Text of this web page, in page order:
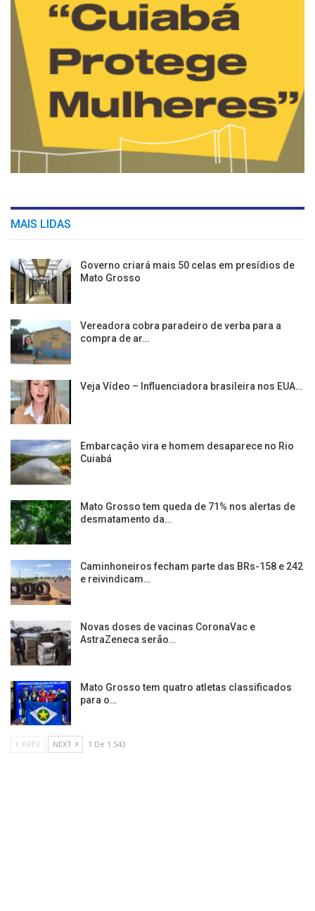
MAIS LIDAS
Governo criará mais 50 celas em presídios de
Mato Grosso
Vereadora cobra paradeiro de verba para a
compra de ar…
Veja Vídeo – Influenciadora brasileira nos EUA…
Embarcação vira e homem desaparece no Rio
Cuiabá
Mato Grosso tem queda de 71% nos alertas de
desmatamento da…
Caminhoneiros fecham parte das BRs-158 e 242
e reivindicam…
Novas doses de vacinas CoronaVac e
AstraZeneca serão…
Mato Grosso tem quatro atletas classificados
para o…
PREV NEXT 1 De 1.543